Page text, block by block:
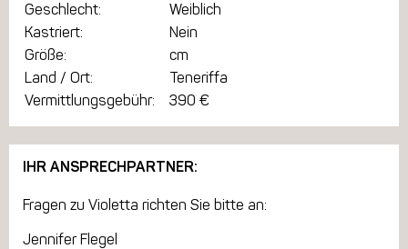
Geschlecht:
Weiblich
Kastriert:
Nein
Größe:
cm
Land / Ort:
Teneriffa
Vermittlungsgebühr:
390 €
IHR ANSPRECHPARTNER:
Fragen zu Violetta richten Sie bitte an:
Jennifer Flegel